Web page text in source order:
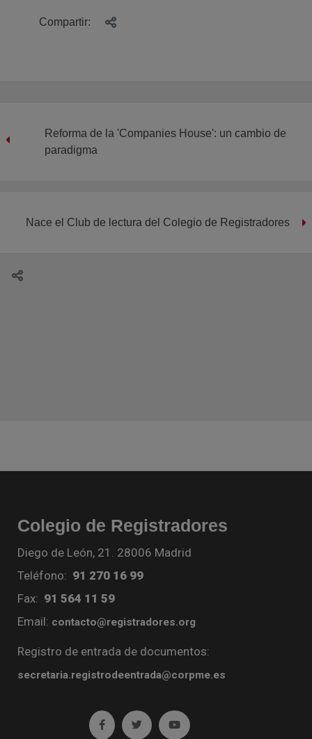
Compartir:
Reforma de la 'Companies House': un cambio de
paradigma
Nace el Club de lectura del Colegio de Registradores
Colegio de Registradores
Diego de León, 21. 28006 Madrid
Teléfono: 91 270 16 99
Fax: 91 564 11 59
Email: contacto@registradores.org
Registro de entrada de documentos:
secretaria.registrodeentrada@corpme.es
Ir a facebook (abre en ventana nueva)
Ir a twitter (abre en ventana nueva)
Ir a YouTube (abre en